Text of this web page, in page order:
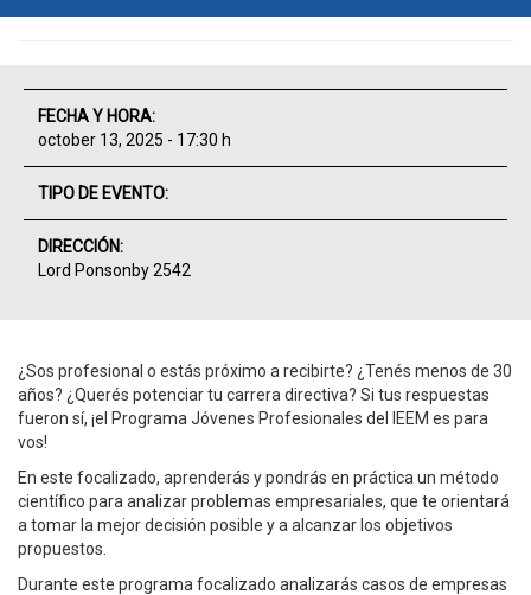
FECHA Y HORA:
october 13, 2025 - 17:30 h
TIPO DE EVENTO:
DIRECCIÓN:
Lord Ponsonby 2542
¿Sos profesional o estás próximo a recibirte? ¿Tenés menos de 30
años? ¿Querés potenciar tu carrera directiva? Si tus respuestas
fueron sí, ¡el Programa Jóvenes Profesionales del IEEM es para
vos!
En este focalizado, aprenderás y pondrás en práctica un método
científico para analizar problemas empresariales, que te orientará
a tomar la mejor decisión posible y a alcanzar los objetivos
propuestos.
Durante este programa focalizado analizarás casos de empresas